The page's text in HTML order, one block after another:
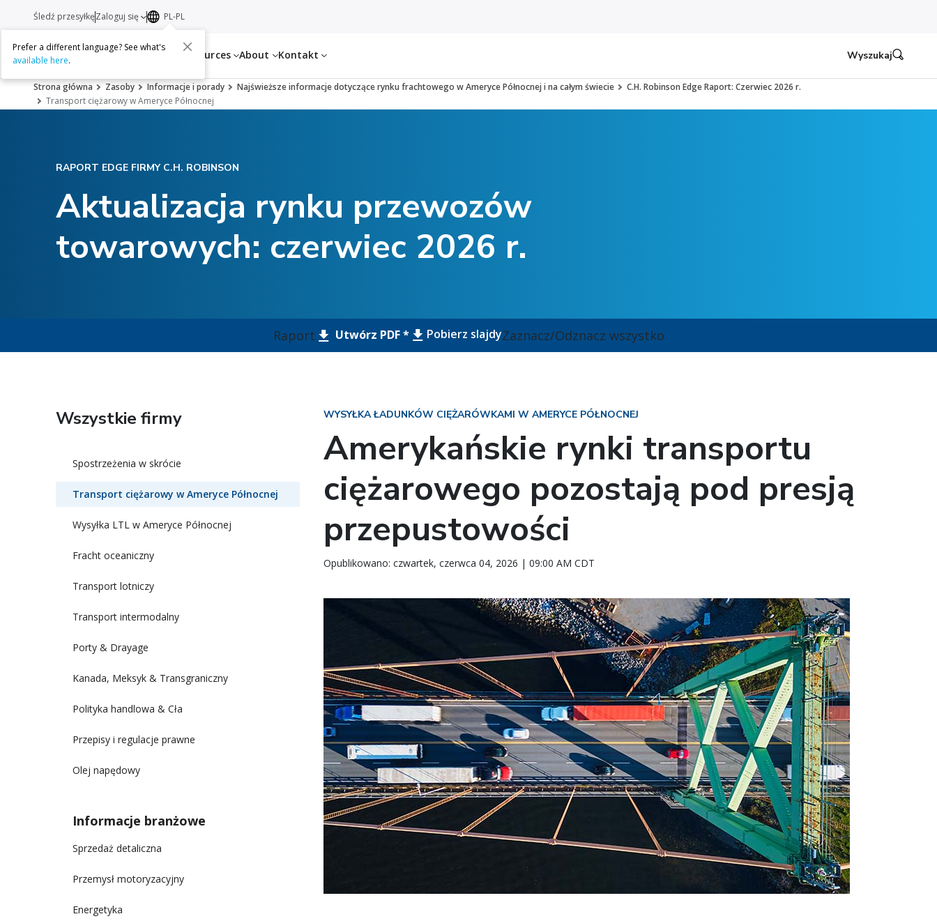
Services Resources About Kontakt
Śledź przesyłkęZaloguj się PL-PL
Prefer a different language? See what's
available here. Wyszukaj
Strona główna Zasoby Informacje i porady Najświeższe informacje dotyczące rynku frachtowego w Ameryce Północnej i na całym świecie
C.H. Robinson Edge Raport: Czerwiec 2026 r.
Transport ciężarowy w Ameryce Północnej
RAPORT EDGE FIRMY C.H. ROBINSON
Aktualizacja rynku przewozów
towarowych: czerwiec 2026 r.
Raport Utwórz PDF * Pobierz slajdyZaznacz/Odznacz wszystko
Wszystkie firmy
Spostrzeżenia w skrócie
Transport ciężarowy w Ameryce Północnej
Wysyłka LTL w Ameryce Północnej
Fracht oceaniczny
Transport lotniczy
Transport intermodalny
Porty & Drayage
Kanada, Meksyk & Transgraniczny
Polityka handlowa & Cła
Przepisy i regulacje prawne
Olej napędowy
Informacje branżowe
Sprzedaż detaliczna
Przemysł motoryzacyjny
Energetyka
WYSYŁKA ŁADUNKÓW CIĘŻARÓWKAMI W AMERYCE PÓŁNOCNEJ
Amerykańskie rynki transportu
ciężarowego pozostają pod presją
przepustowości
Opublikowano: czwartek, czerwca 04, 2026 | 09:00 AM CDT